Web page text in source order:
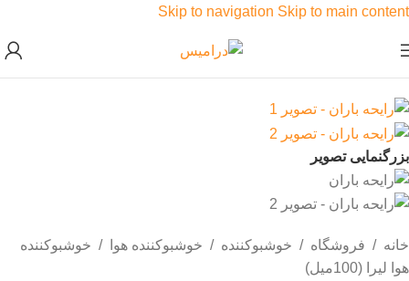
Skip to navigation Skip to main content
بزرگنمایی تصویر
خانه / فروشگاه / خوشبوکننده / خوشبوکننده هوا / خوشبوکننده
هوا لیرا (100میل)